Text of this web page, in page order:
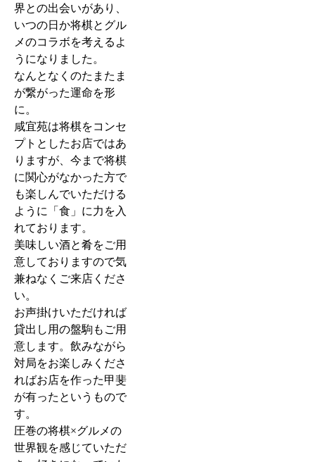
界との出会いがあり、
いつの日か将棋とグル
メのコラボを考えるよ
うになりました。
なんとなくのたまたま
が繋がった運命を形
に。
咸宜苑は将棋をコンセ
プトとしたお店ではあ
りますが、今まで将棋
に関心がなかった方で
も楽しんでいただける
ように「食」に力を入
れております。
美味しい酒と肴をご用
意しておりますので気
兼ねなくご来店くださ
い。
お声掛けいただければ
貸出し用の盤駒もご用
意します。飲みながら
対局をお楽しみくださ
ればお店を作った甲斐
が有ったというもので
す。
圧巻の将棋×グルメの
世界観を感じていただ